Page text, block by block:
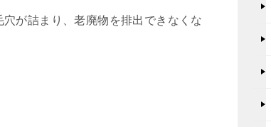
が詰まり、老廃物を排出できなくな